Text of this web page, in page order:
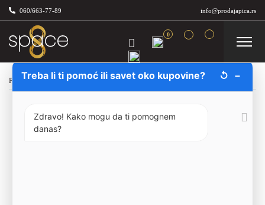
060/663-77-89 info@prodajapica.rs
0
Početna /Žestina /Viski/Jack Daniel’s Honey 70cl
Treba li ti pomoć ili savet oko kupovine? ↺ −
Zdravo! Kako mogu da ti pomognem
danas?